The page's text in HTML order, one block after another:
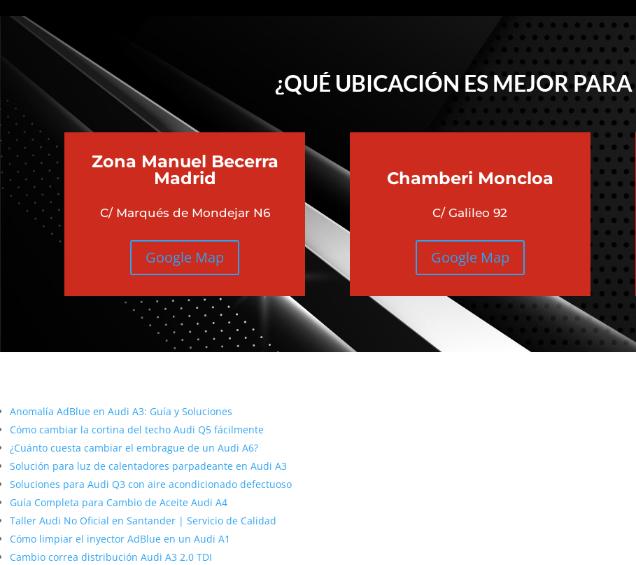
¿QUÉ UBICACIÓN ES MEJOR PARA
Zona Manuel Becerra
Madrid
C/ Marqués de Mondejar N6
Google Map
Chamberi Moncloa
C/ Galileo 92
Google Map
Anomalía AdBlue en Audi A3: Guía y Soluciones
Cómo cambiar la cortina del techo Audi Q5 fácilmente
¿Cuánto cuesta cambiar el embrague de un Audi A6?
Solución para luz de calentadores parpadeante en Audi A3
Soluciones para Audi Q3 con aire acondicionado defectuoso
Guía Completa para Cambio de Aceite Audi A4
Taller Audi No Oficial en Santander | Servicio de Calidad
Cómo limpiar el inyector AdBlue en un Audi A1
Cambio correa distribución Audi A3 2.0 TDI